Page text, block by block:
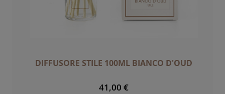
DIFFUSORE STILE 100ML BIANCO D'OUD
41,00 €